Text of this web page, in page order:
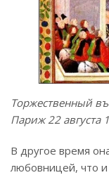
Торжественный
Париж 22 августа
В другое время
любовницей, что